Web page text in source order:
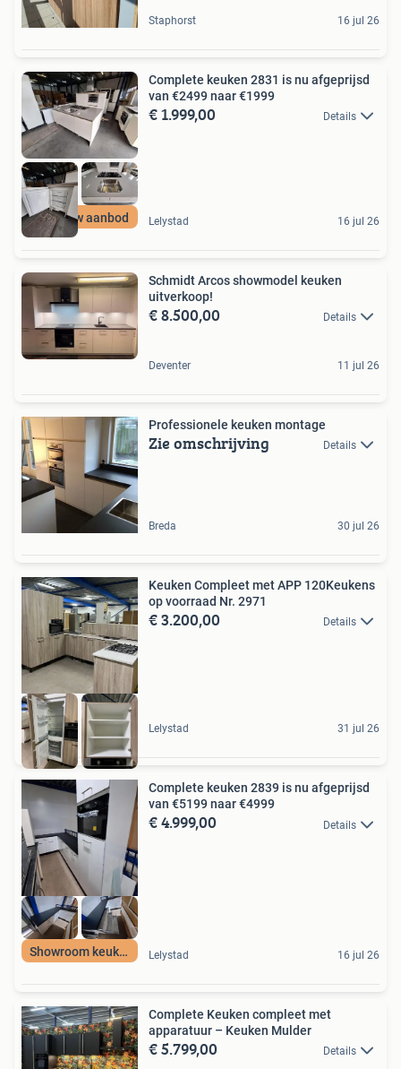
Staphorst 16 jul 26
Nu nieuw aanbod
Complete keuken 2831 is nu afgeprijsd
van €2499 naar €1999
€ 1.999,00 Details
Lelystad 16 jul 26
Schmidt Arcos showmodel keuken
uitverkoop!
€ 8.500,00 Details
Deventer 11 jul 26
Professionele keuken montage
Zie omschrijving Details
Breda 30 jul 26
Keuken Compleet met APP 120Keukens
op voorraad Nr. 2971
€ 3.200,00 Details
Lelystad 31 jul 26
Showroom keuken
Complete keuken 2839 is nu afgeprijsd
van €5199 naar €4999
€ 4.999,00 Details
Lelystad 16 jul 26
Complete Keuken compleet met
apparatuur – Keuken Mulder
€ 5.799,00 Details